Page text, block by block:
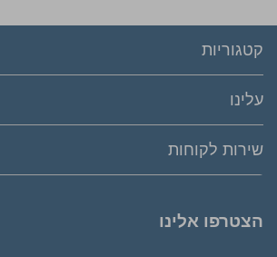
קטגוריות
עלינו
שירות לקוחות
הצטרפו אלינו